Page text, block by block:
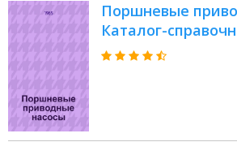
Поршневые
Каталог-